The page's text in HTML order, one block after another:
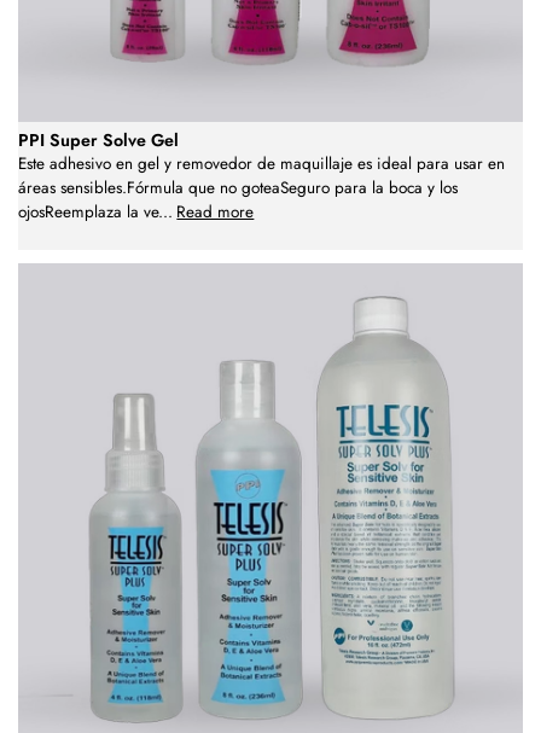
PPI Super Solve Gel
Este adhesivo en gel y removedor de maquillaje es ideal para usar en
áreas sensibles.Fórmula que no goteaSeguro para la boca y los
ojosReemplaza la ve... Read more